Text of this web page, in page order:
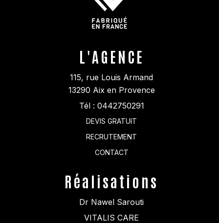
L'AGENCE
115, rue Louis Armand
13290 Aix en Provence
Tél : 0442750291
DEVIS GRATUIT
RECRUTEMENT
CONTACT
Réalisations
Dr Nawel Sarouti
VITALIS CARE